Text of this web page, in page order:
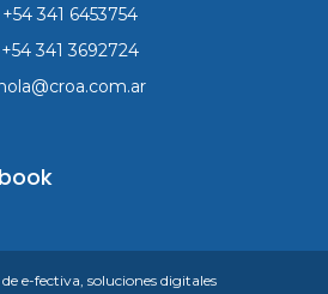
+54 341 6453754
+54 341 3692724
e-fectiva, soluciones digitales